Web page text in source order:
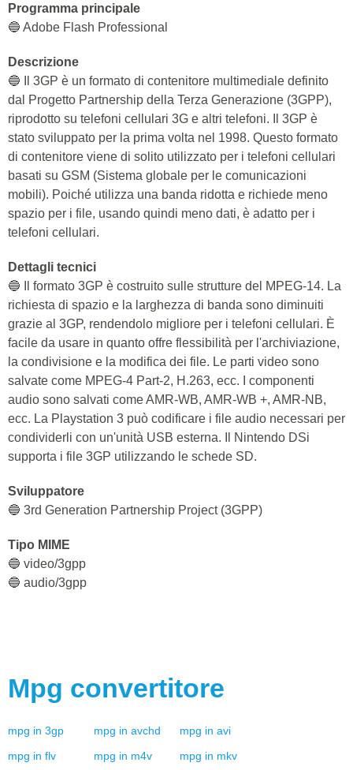
Programma principale
🔵 Adobe Flash Professional
Descrizione
🔵 Il 3GP è un formato di contenitore multimediale definito
dal Progetto Partnership della Terza Generazione (3GPP),
riprodotto su telefoni cellulari 3G e altri telefoni. Il 3GP è
stato sviluppato per la prima volta nel 1998. Questo formato
di contenitore viene di solito utilizzato per i telefoni cellulari
basati su GSM (Sistema globale per le comunicazioni
mobili). Poiché utilizza una banda ridotta e richiede meno
spazio per i file, usando quindi meno dati, è adatto per i
telefoni cellulari.
Dettagli tecnici
🔵 Il formato 3GP è costruito sulle strutture del MPEG-14. La
richiesta di spazio e la larghezza di banda sono diminuiti
grazie al 3GP, rendendolo migliore per i telefoni cellulari. È
facile da usare in quanto offre flessibilità per l'archiviazione,
la condivisione e la modifica dei file. Le parti video sono
salvate come MPEG-4 Part-2, H.263, ecc. I componenti
audio sono salvati come AMR-WB, AMR-WB +, AMR-NB,
ecc. La Playstation 3 può codificare i file audio necessari per
condividerli con un'unità USB esterna. Il Nintendo DSi
supporta i file 3GP utilizzando le schede SD.
Sviluppatore
🔵 3rd Generation Partnership Project (3GPP)
Tipo MIME
🔵 video/3gpp
🔵 audio/3gpp
Mpg convertitore
mpg in 3gp mpg in avchd mpg in avi
mpg in flv mpg in m4v mpg in mkv